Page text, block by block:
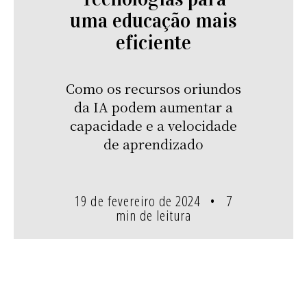
uma educação mais
eficiente
Como os recursos oriundos
da IA podem aumentar a
capacidade e a velocidade
de aprendizado
19 de fevereiro de 2024 7
min de leitura